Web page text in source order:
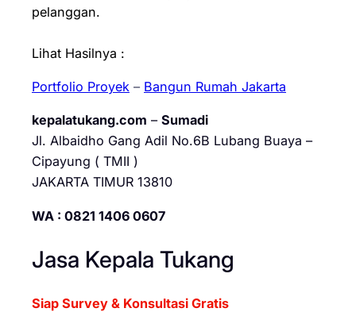
pelanggan.
Lihat Hasilnya :
Portfolio Proyek – Bangun Rumah Jakarta
kepalatukang.com – Sumadi
Jl. Albaidho Gang Adil No.6B Lubang Buaya –
Cipayung ( TMII )
JAKARTA TIMUR 13810
WA : 0821 1406 0607
Jasa Kepala Tukang
Siap Survey & Konsultasi Gratis